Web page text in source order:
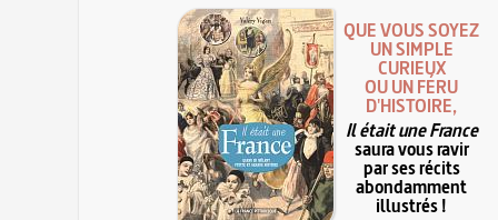
QUE VOUS SOYEZ
UN SIMPLE
CURIEUX
OU UN FÉRU
D'HISTOIRE,
Il était une France
saura vous ravir
par ses récits
abondamment
illustrés !